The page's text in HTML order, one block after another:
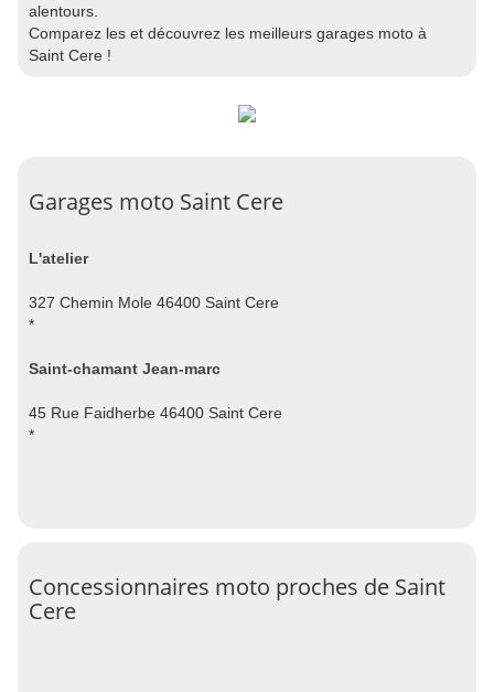
alentours.
Comparez les et découvrez les meilleurs garages moto à
Saint Cere !
Garages moto Saint Cere
L'atelier
327 Chemin Mole 46400 Saint Cere
*
Saint-chamant Jean-marc
45 Rue Faidherbe 46400 Saint Cere
*
Concessionnaires moto proches de Saint
Cere